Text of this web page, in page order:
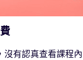
沒有認真查看課程